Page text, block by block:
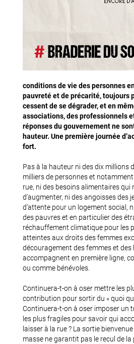
conditions de vie des personnes
pauvreté et de précarité, toujours
cessent de se dégrader, et en
associations, des professionnels
réponses du gouvernement ne
hauteur. Une première journée
fort.
Pas à la hauteur ni des dix millions
milliers de personnes et
rue, ni des besoins alimentaires qui
d’augmenter, ni des angoisses des
d’attente pour un logement social,
des pauvres et en particulier des
réchauffement climatique pour les
atteintes aux droits des femmes
découragement des femmes et des
accompagnent en première ligne,
ou comme bénévoles.
Continuera-t-on à oser mettre les
contribution pour sortir du « quoi
Continuera-t-on à oser imposer un
les plus fragiles pour savoir qui
laisser à la rue ? La sortie
masse ne garantit pas le recul de